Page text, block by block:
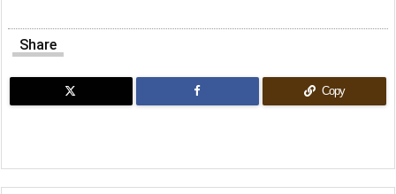
Share
Copy